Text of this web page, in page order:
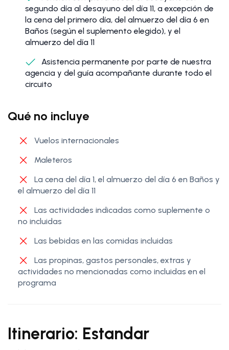
segundo día al desayuno del día 11, a excepción de
la cena del primero día, del almuerzo del día 6 en
Baños (según el suplemento elegido), y el
almuerzo del día 11
Asistencia permanente por parte de nuestra
agencia y del guía acompañante durante todo el
circuito
Qué no incluye
Vuelos internacionales
Maleteros
La cena del día 1, el almuerzo del día 6 en Baños y
el almuerzo del día 11
Las actividades indicadas como suplemente o
no incluidas
Las bebidas en las comidas incluidas
Las propinas, gastos personales, extras y
actividades no mencionadas como incluidas en el
programa
Itinerario: Estandar